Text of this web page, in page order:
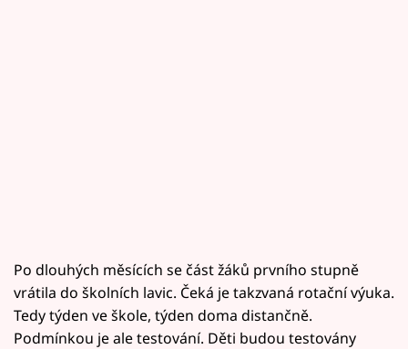
Po dlouhých měsících se část žáků prvního stupně
vrátila do školních lavic. Čeká je takzvaná rotační výuka.
Tedy týden ve škole, týden doma distančně.
Podmínkou je ale testování. Děti budou testovány